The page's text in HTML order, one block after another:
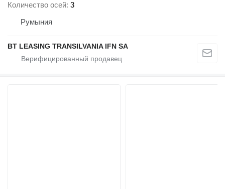
Количество осей 3
Румыния
BT LEASING TRANSILVANIA IFN SA